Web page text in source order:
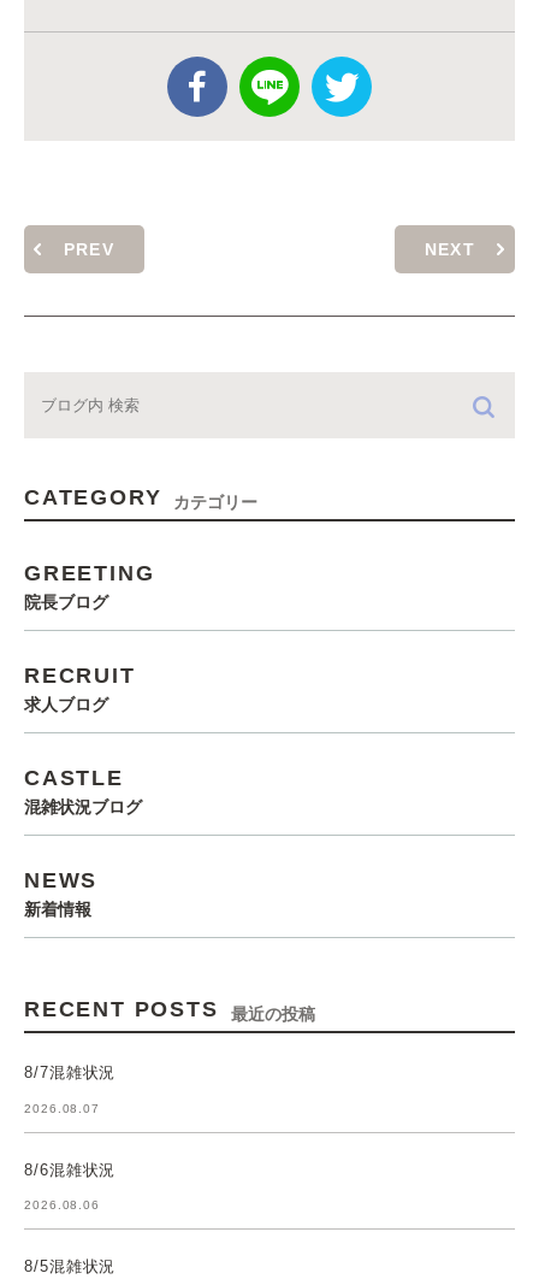
PREV NEXT
CATEGORY カテゴリー
GREETING
院長ブログ
RECRUIT
求人ブログ
CASTLE
混雑状況ブログ
NEWS
新着情報
RECENT POSTS 最近の投稿
8/7混雑状況
2026.08.07
8/6混雑状況
2026.08.06
8/5混雑状況